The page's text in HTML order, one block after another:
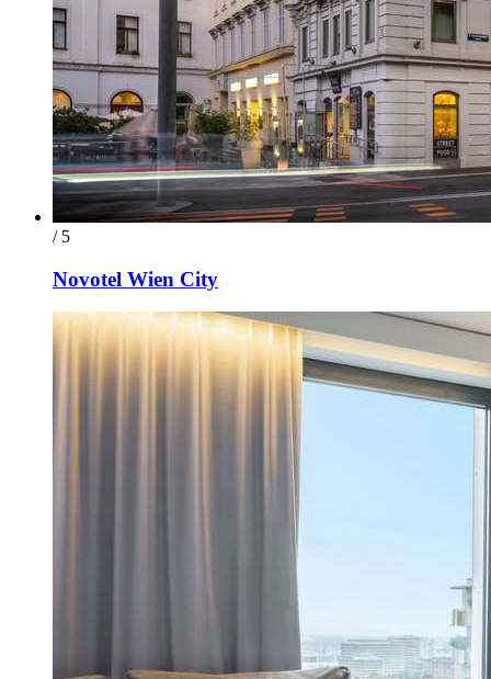
/ 5
Novotel Wien City